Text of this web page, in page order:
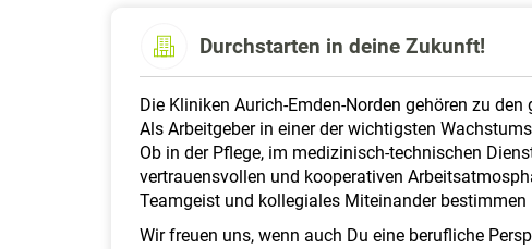
Durchstarten in deine Zukunft!
Die Kliniken Aurich-Emden-Norden gehören zu
Als Arbeitgeber in einer der wichtigsten
Ob in der Pflege, im medizinisch-technischen
vertrauensvollen und kooperativen
Teamgeist und kollegiales Miteinander
Wir freuen uns, wenn auch Du eine berufliche